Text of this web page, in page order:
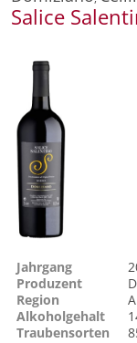
Salice
Jahrgang
Produzent
Region
Alkoholgehalt
Traubensorten